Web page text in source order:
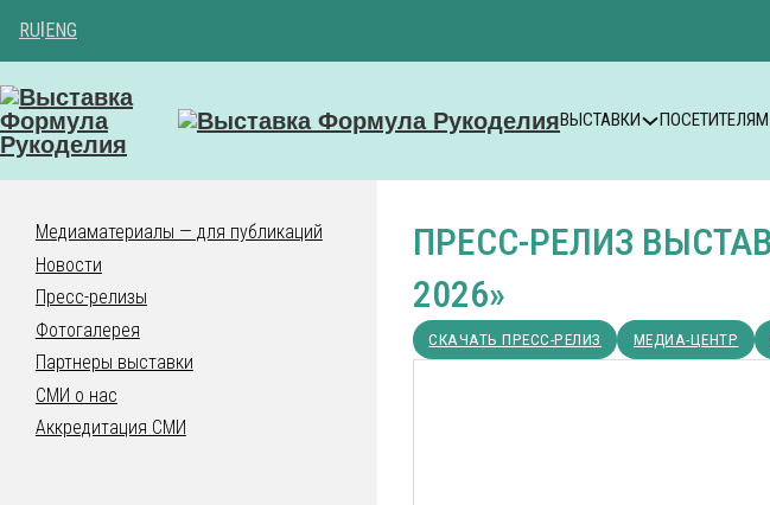
RU ENG
ВЫСТАВКИ ПОСЕТИТЕЛЯМ
Медиаматериалы — для публикаций
Новости
Пресс-релизы
Фотогалерея
Партнеры выставки
СМИ о нас
Аккредитация СМИ
ПРЕСС-РЕЛИЗ
2026»
СКАЧАТЬ ПРЕСС-РЕЛИЗ МЕДИА-ЦЕНТР